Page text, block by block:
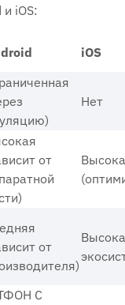
iOS:
iOS
Нет
от
от
С